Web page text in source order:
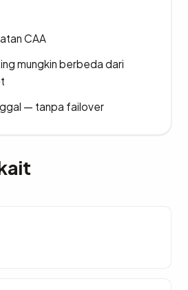
CAA
mungkin berbeda dari
— tanpa failover